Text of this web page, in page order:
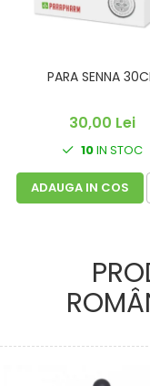
PARA SENNA
30,00 Lei
10IN STOC
ADAUGA IN COS